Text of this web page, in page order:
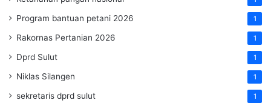
Program bantuan petani 2026 1
Rakornas Pertanian 2026 1
Dprd Sulut 1
Niklas Silangen 1
sekretaris dprd sulut 1